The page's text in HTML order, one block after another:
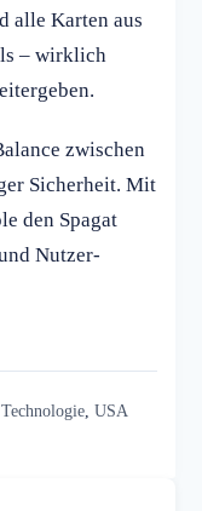
alle Karten aus
– wirklich
zwischen
Sicherheit. Mit
den Spagat
Nutzer-
Technologie USA